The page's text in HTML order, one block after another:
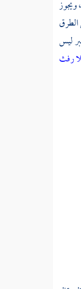
ويجوز
ليس
رفث